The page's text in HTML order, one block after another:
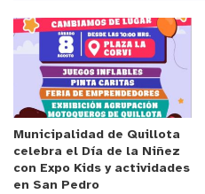
Miguel, agregó “Esto ha
vecinos están felices de
proyecto, así que
La Semilla por esta
comunidad, porque
organizaciones”, concluyó.
Anuncio
Municipalidad de Quillota
celebra el Día de la Niñez
con Expo Kids y actividades
en San Pedro